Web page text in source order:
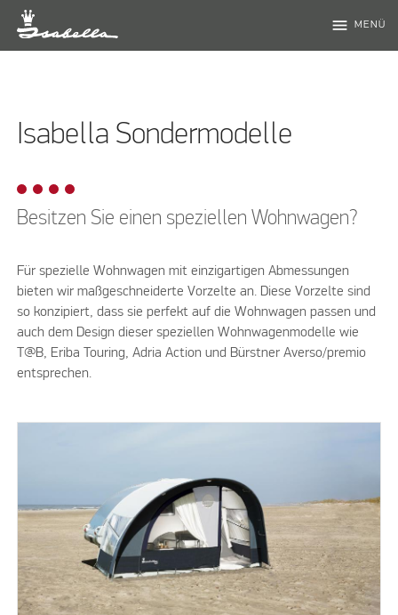
menu MENÜ
Isabella Sondermodelle
Besitzen Sie einen speziellen Wohnwagen?
Für spezielle Wohnwagen mit einzigartigen Abmessungen
bieten wir maßgeschneiderte Vorzelte an. Diese Vorzelte sind
so konzipiert, dass sie perfekt auf die Wohnwagen passen und
auch dem Design dieser speziellen Wohnwagenmodelle wie
T@B, Eriba Touring, Adria Action und Bürstner Averso/premio
entsprechen.